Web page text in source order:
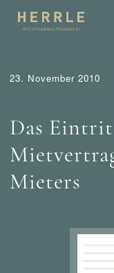
23. November 2010
Das
Mieters